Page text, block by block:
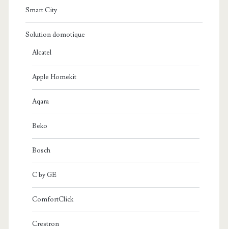
Smart City
Solution domotique
Alcatel
Apple Homekit
Aqara
Beko
Bosch
C by GE
ComfortClick
Crestron